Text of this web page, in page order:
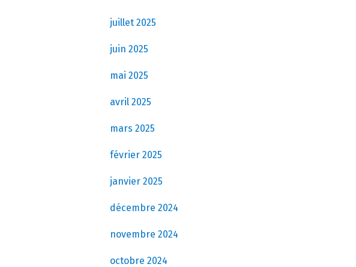
juillet 2025
juin 2025
mai 2025
avril 2025
mars 2025
février 2025
janvier 2025
décembre 2024
novembre 2024
octobre 2024